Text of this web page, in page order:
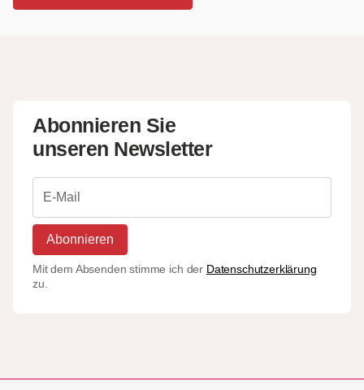
Abonnieren Sie
unseren Newsletter
Abonnieren
Mit dem Absenden stimme ich der Datenschutzerklärung
zu.